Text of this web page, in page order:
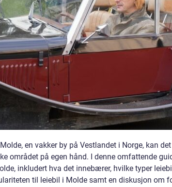
en vakker by på Vestlandet i Norge, kan
området på egen hånd. I denne omfattende
inkludert hva det innebærer, hvilke typer
til leiebil i Molde samt en diskusjon om